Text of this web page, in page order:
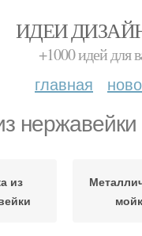
ИДЕИ
+1000 идей для
главная
нержавейки
из